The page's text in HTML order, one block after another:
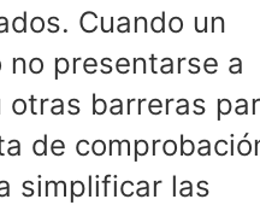
Cuando un
presentarse a
otras barreras
de
simplificar las